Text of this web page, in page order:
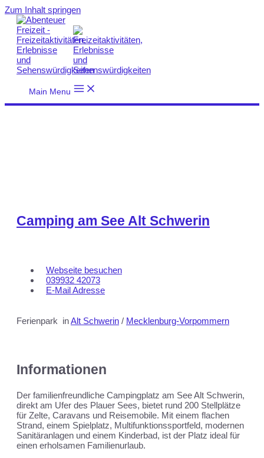
Zum Inhalt springen
Main Menu
Camping am See Alt Schwerin
Webseite besuchen
039932 42073
E-Mail Adresse
Ferienpark inAlt Schwerin / Mecklenburg-Vorpommern
Informationen
Der familienfreundliche Campingplatz am See Alt Schwerin,
direkt am Ufer des Plauer Sees, bietet rund 200 Stellplätze
für Zelte, Caravans und Reisemobile. Mit einem flachen
Strand, einem Spielplatz, Multifunktionssportfeld, modernen
Sanitäranlagen und einem Kinderbad, ist der Platz ideal für
einen erholsamen Familienurlaub.